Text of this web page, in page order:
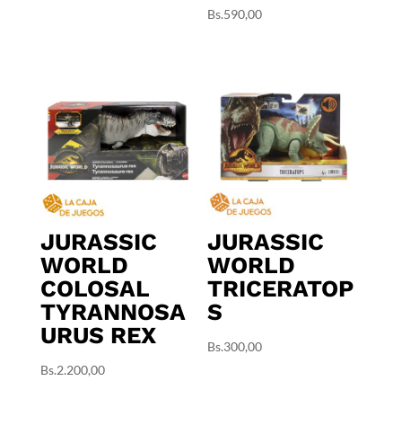
Bs.590,00
JURASSIC
WORLD
COLOSAL
TYRANNOSA
URUS REX
Bs.2.200,00
JURASSIC
WORLD
TRICERATOP
S
Bs.300,00